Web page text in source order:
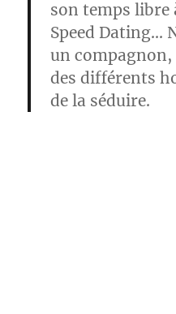
son temps libre
Speed Dating…
un compagnon,
des différents
de la séduire.